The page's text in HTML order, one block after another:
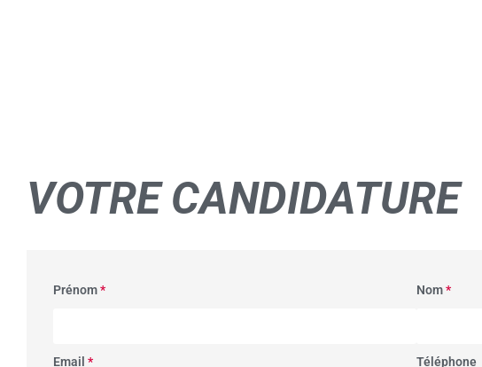
VOTRE CANDIDATURE
Prénom* Nom*
Email * Téléphone